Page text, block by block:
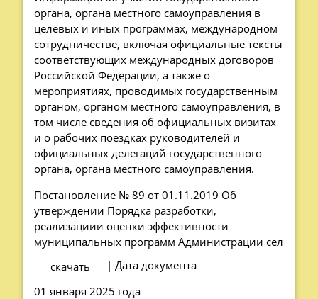
органа, органа местного самоуправления в
целевых и иных программах, международном
сотрудничестве, включая официальные тексты
соответствующих международных договоров
Российской Федерации, а также о
мероприятиях, проводимых государственным
органом, органом местного самоуправления, в
том числе сведения об официальных визитах
и о рабочих поездках руководителей и
официальных делегаций государственного
органа, органа местного самоуправления.
Постановление № 89 от 01.11.2019 Об
утверждении Порядка разработки,
реализациии оценки эффективности
муниципальных программ Администрации сел
скачать
| Дата документа
01 января 2025 года